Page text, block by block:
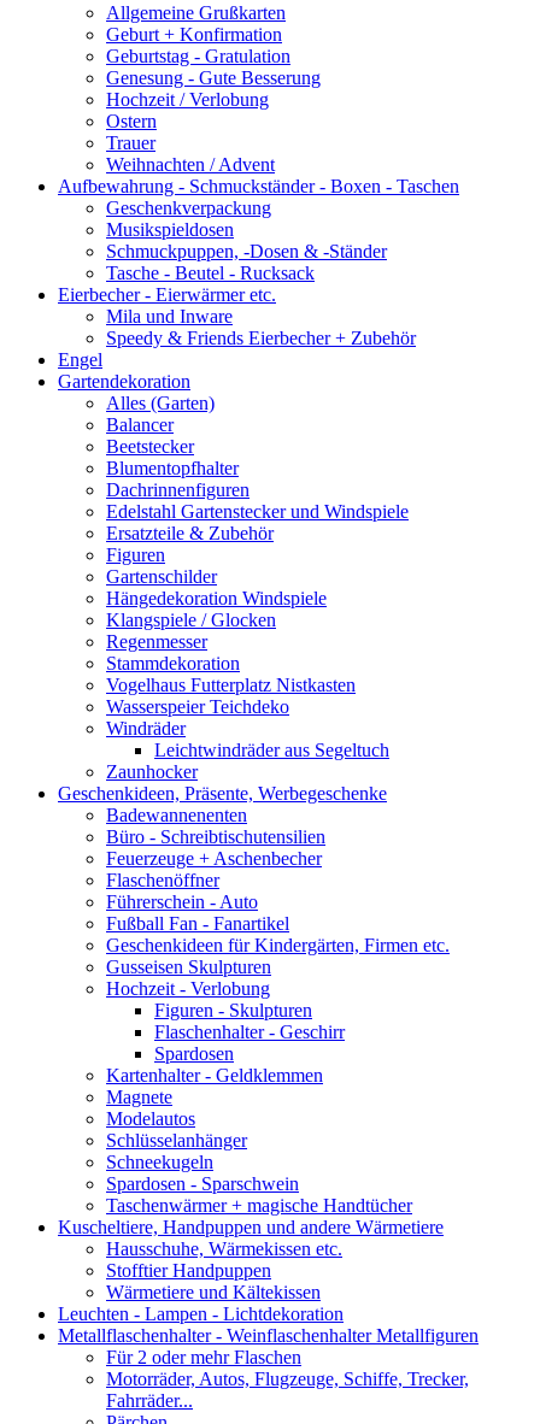
Allgemeine Grußkarten
Geburt + Konfirmation
Geburtstag - Gratulation
Genesung - Gute Besserung
Hochzeit / Verlobung
Ostern
Trauer
Weihnachten / Advent
Aufbewahrung - Schmuckständer - Boxen - Taschen
Geschenkverpackung
Musikspieldosen
Schmuckpuppen, -Dosen & -Ständer
Tasche - Beutel - Rucksack
Eierbecher - Eierwärmer etc.
Mila und Inware
Speedy & Friends Eierbecher + Zubehör
Engel
Gartendekoration
Alles (Garten)
Balancer
Beetstecker
Blumentopfhalter
Dachrinnenfiguren
Edelstahl Gartenstecker und Windspiele
Ersatzteile & Zubehör
Figuren
Gartenschilder
Hängedekoration Windspiele
Klangspiele / Glocken
Regenmesser
Stammdekoration
Vogelhaus Futterplatz Nistkasten
Wasserspeier Teichdeko
Windräder
Leichtwindräder aus Segeltuch
Zaunhocker
Geschenkideen, Präsente, Werbegeschenke
Badewannenenten
Büro - Schreibtischutensilien
Feuerzeuge + Aschenbecher
Flaschenöffner
Führerschein - Auto
Fußball Fan - Fanartikel
Geschenkideen für Kindergärten, Firmen etc.
Gusseisen Skulpturen
Hochzeit - Verlobung
Figuren - Skulpturen
Flaschenhalter - Geschirr
Spardosen
Kartenhalter - Geldklemmen
Magnete
Modelautos
Schlüsselanhänger
Schneekugeln
Spardosen - Sparschwein
Taschenwärmer + magische Handtücher
Kuscheltiere, Handpuppen und andere Wärmetiere
Hausschuhe, Wärmekissen etc.
Stofftier Handpuppen
Wärmetiere und Kältekissen
Leuchten - Lampen - Lichtdekoration
Metallflaschenhalter - Weinflaschenhalter Metallfiguren
Für 2 oder mehr Flaschen
Motorräder, Autos, Flugzeuge, Schiffe, Trecker,
Fahrräder...